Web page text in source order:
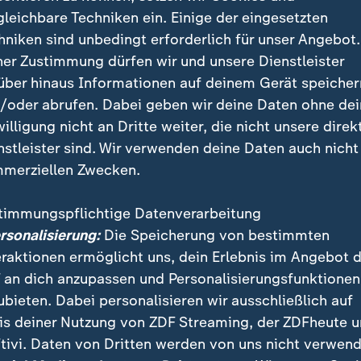
in Leipzig nach wenigen Sekunden in Rückstand und
RB-Trainer Marco Rose wird die Luft immer dünner.
auf Platz vier
FSV mal verlassen wird - was angesichts seiner
passieren kann - wird man sich im Guten
für den bis 2027 gebundenen Burkardt in
Kaders stecken.
Techniken ein. Einige der eingesetzten
sind unbedingt erforderlich für unser
Zustimmung dürfen wir und unsere Dienstleister
hinaus Informationen auf deinem Gerät
oder abrufen. Dabei geben wir deine Daten ohne
nicht an Dritte weiter, die nicht unsere
sind. Wir verwenden deine Daten auch nicht
Zwecken.
Datenverarbeitung
Die Speicherung von bestimmten
ermöglicht uns, dein Erlebnis im Angebot
an dich anzupassen und Personalisierungsfunktionen
Dabei personalisieren wir ausschließlich auf
deiner Nutzung von ZDF Streaming, der ZDFheute
Daten von Dritten werden von uns nicht